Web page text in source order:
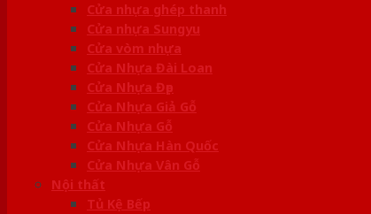
Cửa nhựa ghép thanh
Cửa nhựa Sungyu
Cửa vòm nhựa
Cửa Nhựa Đài Loan
Cửa Nhựa Đẹp
Cửa Nhựa Giả Gỗ
Cửa Nhựa Gỗ
Cửa Nhựa Hàn Quốc
Cửa Nhựa Vân Gỗ
Nội thất
Tủ Kệ Bếp